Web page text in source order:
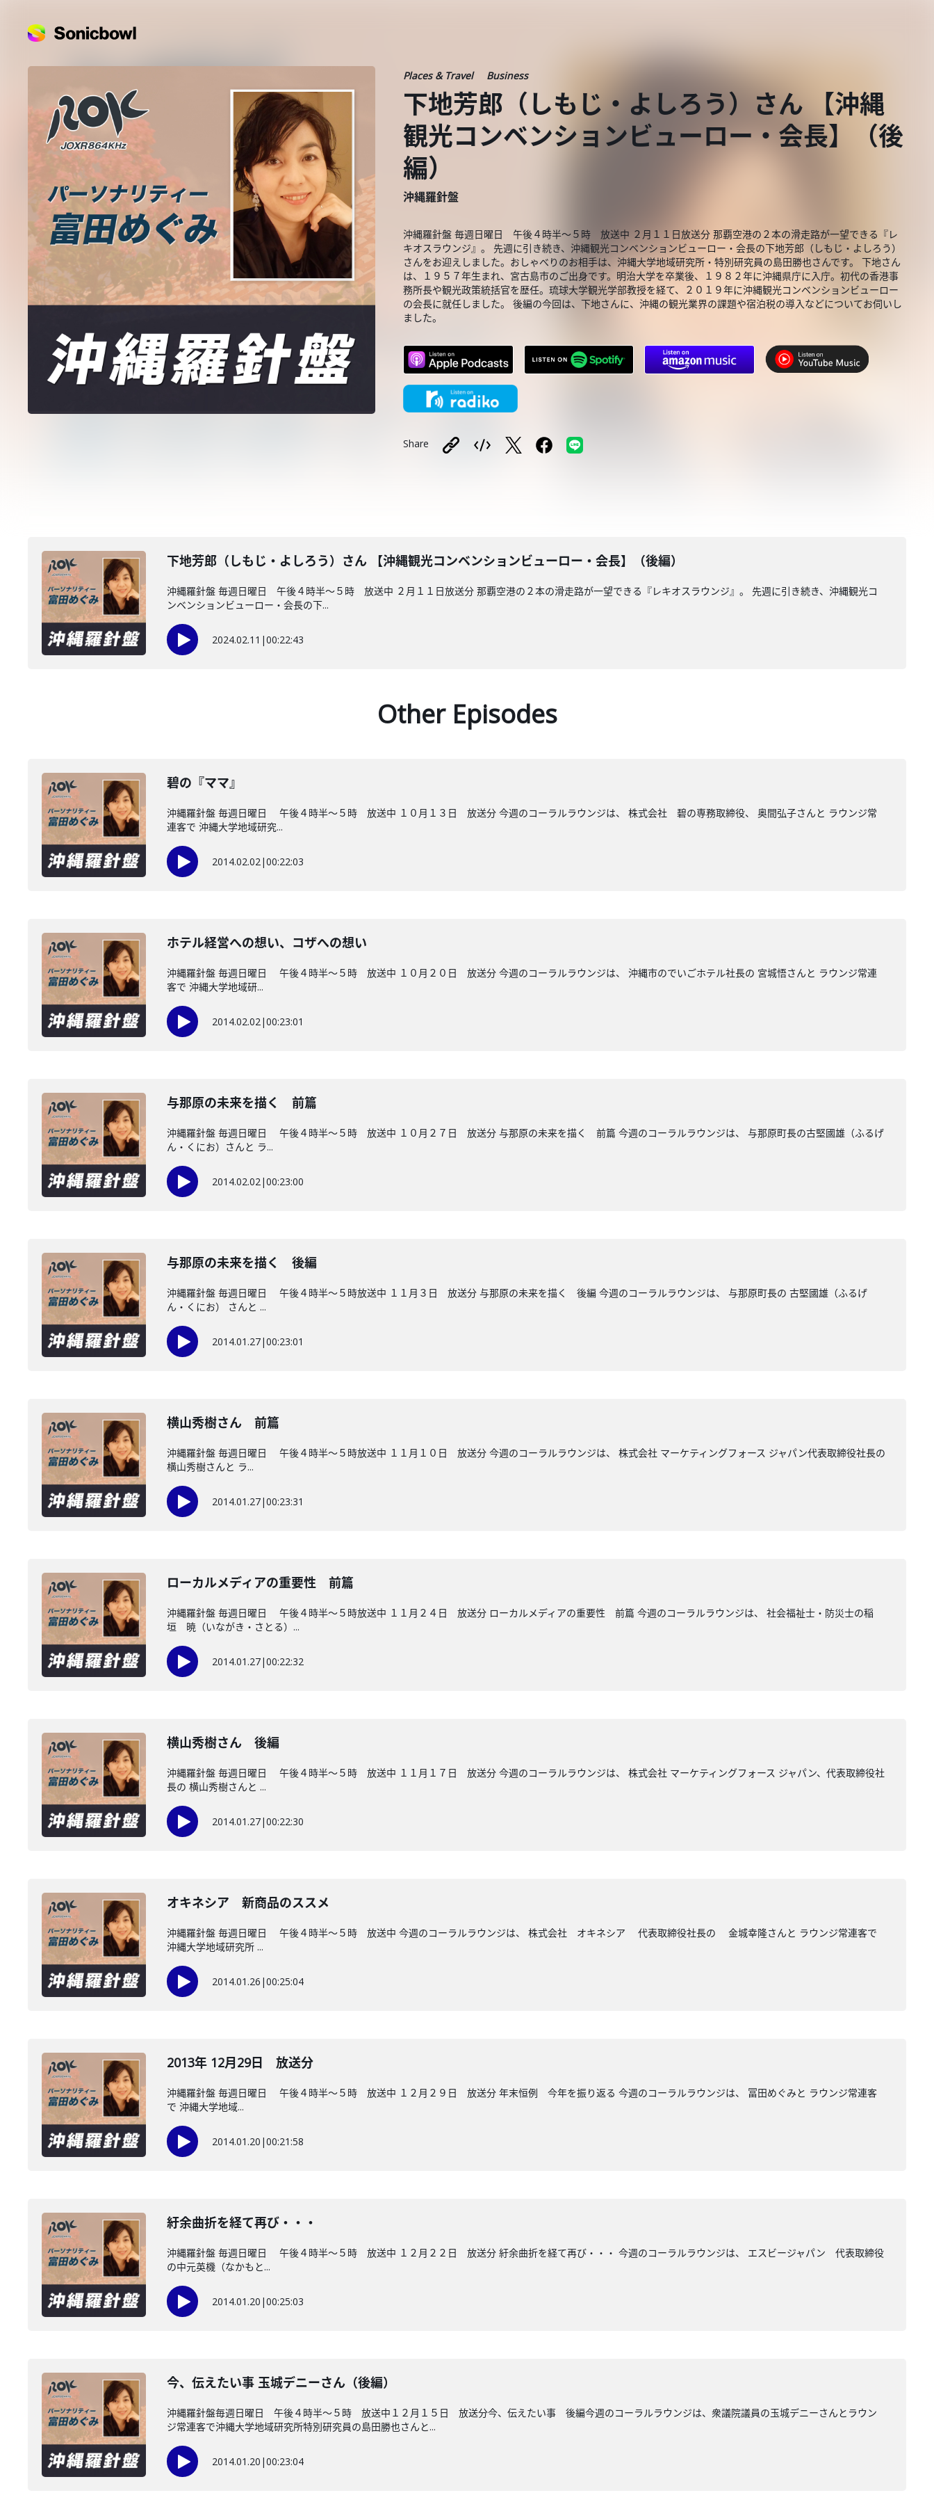
Places & Travel Business
下地芳郎（しもじ・よしろう）さん 【沖縄
観光コンベンションビューロー・会長】（後
編）
沖縄羅針盤
沖縄羅針盤 毎週日曜日 午後４時半～５時 放送中 ２月１１日放送分 那覇空港の２本の滑走路が一望できる『レ
キオスラウンジ』。 先週に引き続き、沖縄観光コンベンションビューロー・会長の下地芳郎（しもじ・よしろう）
さんをお迎えしました。おしゃべりのお相手は、沖縄大学地域研究所・特別研究員の島田勝也さんです。 下地さん
は、１９５７年生まれ、宮古島市のご出身です。明治大学を卒業後、１９８２年に沖縄県庁に入庁。初代の香港事
務所長や観光政策統括官を歴任。琉球大学観光学部教授を経て、２０１９年に沖縄観光コンベンションビューロー
の会長に就任しました。 後編の今回は、下地さんに、沖縄の観光業界の課題や宿泊税の導入などについてお伺いし
ました。
Share
下地芳郎（しもじ・よしろう）さん 【沖縄観光コンベンションビューロー・会長】（後編）
沖縄羅針盤 毎週日曜日 午後４時半～５時 放送中 ２月１１日放送分 那覇空港の２本の滑走路が一望できる『レキオスラウンジ』。 先週に引き続き、沖縄観光コ
ンベンションビューロー・会長の下...
2024.02.11 |00:22:43
Other Episodes
碧の『ママ』
沖縄羅針盤 毎週日曜日 午後４時半～５時 放送中 １０月１３日 放送分 今週のコーラルラウンジは、 株式会社 碧の専務取締役、 奥間弘子さんと ラウンジ常
連客で 沖縄大学地域研究...
2014.02.02|00:22:03
ホテル経営への想い、コザへの想い
沖縄羅針盤 毎週日曜日 午後４時半〜５時 放送中 １０月２０日 放送分 今週のコーラルラウンジは、 沖縄市のでいごホテル社長の 宮城悟さんと ラウンジ常連
客で 沖縄大学地域研...
2014.02.02|00:23:01
与那原の未来を描く 前篇
沖縄羅針盤 毎週日曜日 午後４時半～５時 放送中 １０月２７日 放送分 与那原の未来を描く 前篇 今週のコーラルラウンジは、 与那原町長の古堅國雄（ふるげ
ん・くにお）さんと ラ...
2014.02.02|00:23:00
与那原の未来を描く 後編
沖縄羅針盤 毎週日曜日 午後４時半～５時放送中 １１月３日 放送分 与那原の未来を描く 後編 今週のコーラルラウンジは、 与那原町長の 古堅國雄（ふるげ
ん・くにお） さんと ...
2014.01.27|00:23:01
横山秀樹さん 前篇
沖縄羅針盤 毎週日曜日 午後４時半～５時放送中 １１月１０日 放送分 今週のコーラルラウンジは、 株式会社 マーケティングフォース ジャパン代表取締役社長の
横山秀樹さんと ラ...
2014.01.27|00:23:31
ローカルメディアの重要性 前篇
沖縄羅針盤 毎週日曜日 午後４時半～５時放送中 １１月２４日 放送分 ローカルメディアの重要性 前篇 今週のコーラルラウンジは、 社会福祉士・防災士の稲
垣 暁（いながき・さとる）...
2014.01.27|00:22:32
横山秀樹さん 後編
沖縄羅針盤 毎週日曜日 午後４時半～５時 放送中 １１月１７日 放送分 今週のコーラルラウンジは、 株式会社 マーケティングフォース ジャパン、代表取締役社
長の 横山秀樹さんと ...
2014.01.27|00:22:30
オキネシア 新商品のススメ
沖縄羅針盤 毎週日曜日 午後４時半～５時 放送中 今週のコーラルラウンジは、 株式会社 オキネシア 代表取締役社長の 金城幸隆さんと ラウンジ常連客で
沖縄大学地域研究所 ...
2014.01.26 |00:25:04
2013年 12月29日 放送分
沖縄羅針盤 毎週日曜日 午後４時半～５時 放送中 １２月２９日 放送分 年末恒例 今年を振り返る 今週のコーラルラウンジは、 冨田めぐみと ラウンジ常連客
で 沖縄大学地域...
2014.01.20 |00:21:58
紆余曲折を経て再び・・・
沖縄羅針盤 毎週日曜日 午後４時半～５時 放送中 １２月２２日 放送分 紆余曲折を経て再び・・・ 今週のコーラルラウンジは、 エスビージャパン 代表取締役
の中元英機（なかもと...
2014.01.20 |00:25:03
今、伝えたい事 玉城デニーさん（後編）
沖縄羅針盤毎週日曜日 午後４時半～５時 放送中１２月１５日 放送分今、伝えたい事 後編今週のコーラルラウンジは、衆議院議員の玉城デニーさんとラウン
ジ常連客で沖縄大学地域研究所特別研究員の島田勝也さんと...
2014.01.20 |00:23:04